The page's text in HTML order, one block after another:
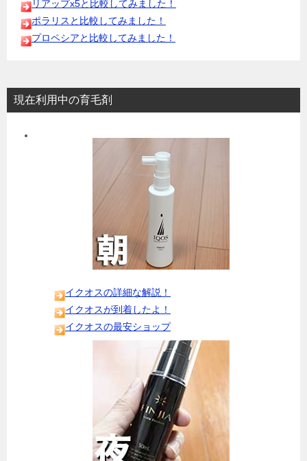
リアップx5と比較してみました！
ポラリスと比較してみました！
プロペシアと比較してみました！
現在利用中の育毛剤
イクオスの詳細な解説！
イクオスが到着したよ！
イクオスの最安ショップ